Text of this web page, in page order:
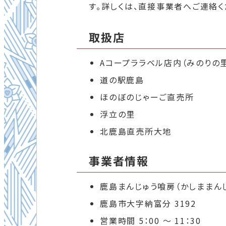
す。詳しくは、直接事業者へご連絡く
取扱店
Aコープララベル店内（みのりの里
道の駅鹿島
ほのぼのじゃーご直売所
浮立の里
北鹿島直売所大地
事業者情報
鹿島まんじゅう喰房（かしままん
鹿島市大字納富分 3192
営業時間 5：00 ～ 11：30